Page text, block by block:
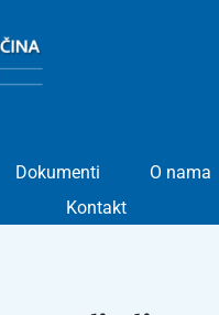
Dokumenti
O nama
Kontakt